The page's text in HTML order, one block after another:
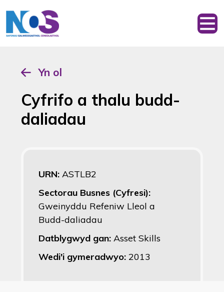
Yn ol
Cyfrifo a thalu budd-
daliadau
URN: ASTLB2
Sectorau Busnes (Cyfresi):
Gweinyddu Refeniw Lleol a
Budd-daliadau
Datblygwyd gan: Asset Skills
Wedi'i gymeradwyo: 2013